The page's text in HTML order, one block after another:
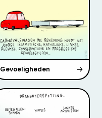
Gevoeligheden